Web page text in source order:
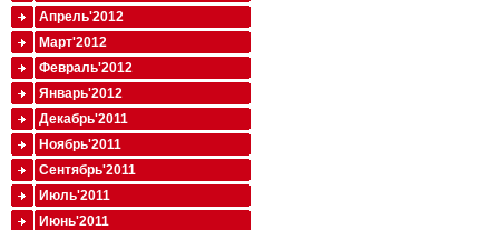
Апрель'2012
Март'2012
Февраль'2012
Январь'2012
Декабрь'2011
Ноябрь'2011
Сентябрь'2011
Июль'2011
Июнь'2011